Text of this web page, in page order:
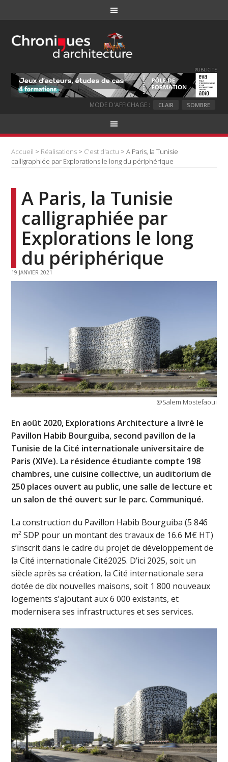
PUBLICITE
MODE D'AFFICHAGE : CLAIR SOMBRE
Accueil > Réalisations > C'est d'actu > A Paris, la Tunisie
calligraphiée par Explorations le long du périphérique
A Paris, la Tunisie
calligraphiée par
Explorations le long
du périphérique
19 JANVIER 2021
@Salem Mostefaoui
En août 2020, Explorations Architecture a livré le
Pavillon Habib Bourguiba, second pavillon de la
Tunisie de la Cité internationale universitaire de
Paris (XIVe). La résidence étudiante compte 198
chambres, une cuisine collective, un auditorium de
250 places ouvert au public, une salle de lecture et
un salon de thé ouvert sur le parc. Communiqué.
La construction du Pavillon Habib Bourguiba (5 846
m² SDP pour un montant des travaux de 16.6 M€ HT)
s’inscrit dans le cadre du projet de développement de
la Cité internationale Cité2025. D’ici 2025, soit un
siècle après sa création, la Cité internationale sera
dotée de dix nouvelles maisons, soit 1 800 nouveaux
logements s’ajoutant aux 6 000 existants, et
modernisera ses infrastructures et ses services.